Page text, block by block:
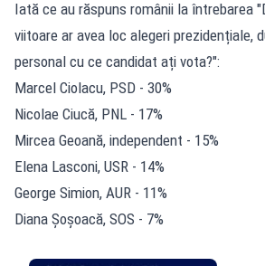
Iată ce au răspuns românii la întrebarea
viitoare ar avea loc alegeri prezidențiale,
personal cu ce candidat ați vota?":
Marcel Ciolacu, PSD - 30%
Nicolae Ciucă, PNL - 17%
Mircea Geoană, independent - 15%
Elena Lasconi, USR - 14%
George Simion, AUR - 11%
Diana Șoșoacă, SOS - 7%